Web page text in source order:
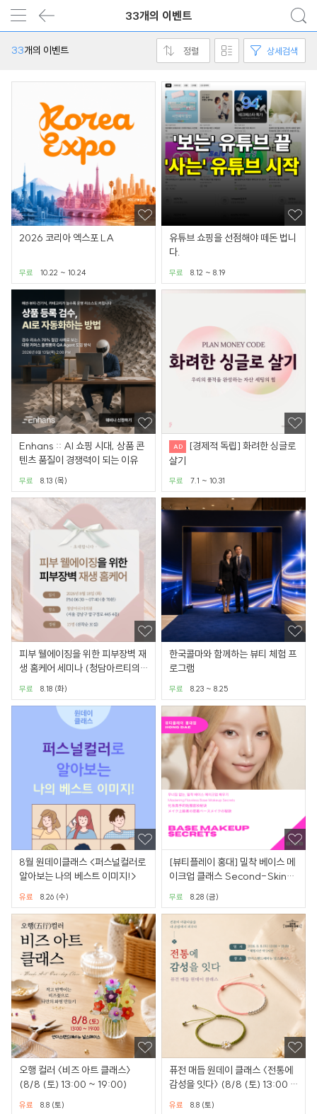
33개의 이벤트
33개의 이벤트 정렬 상세검색
2026 코리아 엑스포 LA
10.22 ~ 10.24
무료
유튜브 쇼핑을 선점해야 떼돈 법니
다.
8.12 ~ 8.19
무료
Enhans :: AI 쇼핑 시대, 상품 콘
텐츠 품질이 경쟁력이 되는 이유
8.13 (목)
무료
[경제적 독립] 화려한 싱글로
살기
7.1 ~ 10.31
무료
피부 웰에이징을 위한 피부장벽 재
생 홈케어 세미나 (청담아르티의
8.18 (화)
무료
한국콜마와 함께하는 뷰티 체험 프
로그램
8.23 ~ 8.25
무료
8월 원데이클래스 <퍼스널컬러로
알아보는 나의 베스트 이미지!>
8.26 (수)
유료
[뷰티플레이 홍대] 밀착 베이스 메
이크업 클래스 Second-Skin
Base Makeup
8.28 (금)
무료
오행 컬러 〈비즈 아트 클래스〉
(8/8 (토) 13:00 ~ 19:00)
8.8 (토)
유료
퓨전 매듭 원데이 클래스 〈전통에
감성을 잇다〉 (8/8 (토) 13:00 ~
19:00)8.8 (토)
유료